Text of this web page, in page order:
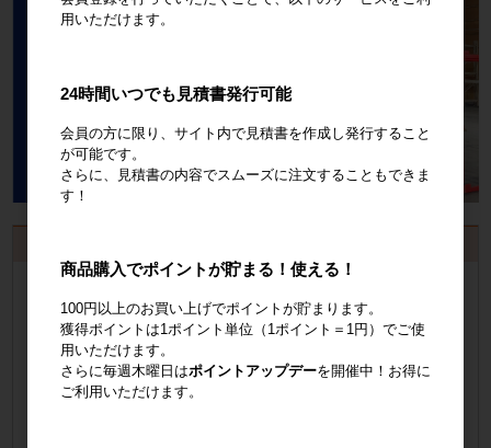
会員登録はこちら
見積書の発行手順についてご案内
用いただけます。
24時間いつでも見積書発行可能
会員の方に限り、サイト内で見積書を作成し発行すること
が可能です。
さらに、見積書の内容でスムーズに注文することもできま
す！
商品購入でポイントが貯まる！使える！
100円以上のお買い上げでポイントが貯まります。
獲得ポイントは1ポイント単位（1ポイント＝1円）でご使
用いただけます。
さらに毎週木曜日はポイントアップデーを開催中！お得に
ご利用いただけます。